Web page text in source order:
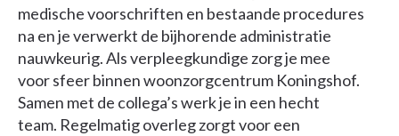
medische voorschriften en bestaande procedures
na en je verwerkt de bijhorende administratie
nauwkeurig. Als verpleegkundige zorg je mee
voor sfeer binnen woonzorgcentrum Koningshof.
Samen met de collega’s werk je in een hecht
team. Regelmatig overleg zorgt voor een